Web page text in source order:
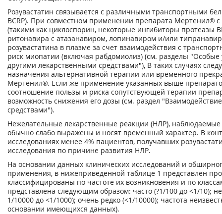
Розувастатин связывается с различными транспортными
BCRP). При совместном применении препарата Мертенил®
(такими как циклоспорин, некоторые ингибиторы
ритонавира с атазанавиром, лопинавиром и/или
розувастатина в плазме за счет взаимодействия с
риск миопатии (включая рабдомиолиз) (см. разделы "Особые
другими лекарственными средствами"), В таких случаях
назначения альтернативной терапии или временного
Мертенил®. Если же применение указанных выше
соотношение пользы и риска сопутствующей терапии
возможность снижения его дозы (см. раздел
средствами").
Нежелательные лекарственные реакции (HЛP),
обычно слабо выражены и носят временный характер. В
исследованиях менее 4% пациентов, получавших
исследования по причине развития HЛP.
На основании данных клинических исследований и
применения, в нижеприведенной таблице 1 представлен
классифицированы по частоте их возникновения и по
представлена следующим образом: часто (?1/100 до <1/10);
1/10000 до <1/1000); очень редко (<1/10000); частота
основании имеющихся данных).